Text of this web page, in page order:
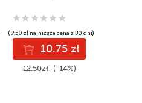
(9,50 zł najniższa cena z 30 dni)
10.75 zł
12.50zł (-14%)